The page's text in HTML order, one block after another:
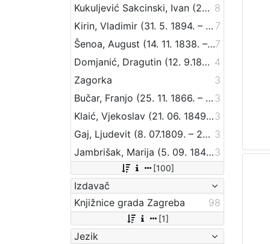
Kukuljević Sakcinski, Ivan (29. 5. 1816. – 1. 8. 1889.) 8
Kirin, Vladimir (31. 5. 1894. – 5. 10. 1963.) 7
Šenoa, August (14. 11. 1838. – 13. 12. 1881.)7
Domjanić, Dragutin (12. 9.1875. – 07. 6.1933.) 4
Zagorka
3
Bučar, Franjo (25. 11. 1866. – 26. 12. 1946.) 3
Klaić, Vjekoslav (21. 06. 1849. – 01. 07. 1928.)3
Gaj, Ljudevit (8. 07.1809. – 20. 04.1872.) 3
Jambrišak, Marija (5. 09. 1847 – 23. 01. 1937)3
[100]
Izdavač
Knjižnice grada Zagreba
98
[1]
Jezik